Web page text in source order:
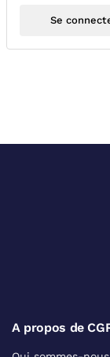
Se
A propos de